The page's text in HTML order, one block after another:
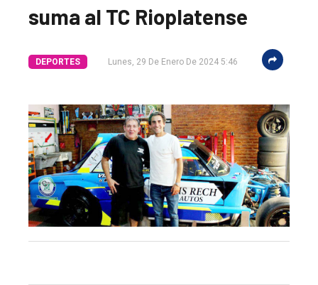
El
único
DIARIO
suma al TC Rioplatense
DEPORTES Lunes, 29 De Enero De 2024 5:46